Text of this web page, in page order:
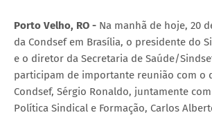
Porto Velho, RO - Na manhã de hoje, 20
da Condsef em Brasília, o presidente do
e o diretor da Secretaria de Saúde/
participam de importante reunião com o
Condsef, Sérgio Ronaldo, juntamente
Política Sindical e Formação, Carlos